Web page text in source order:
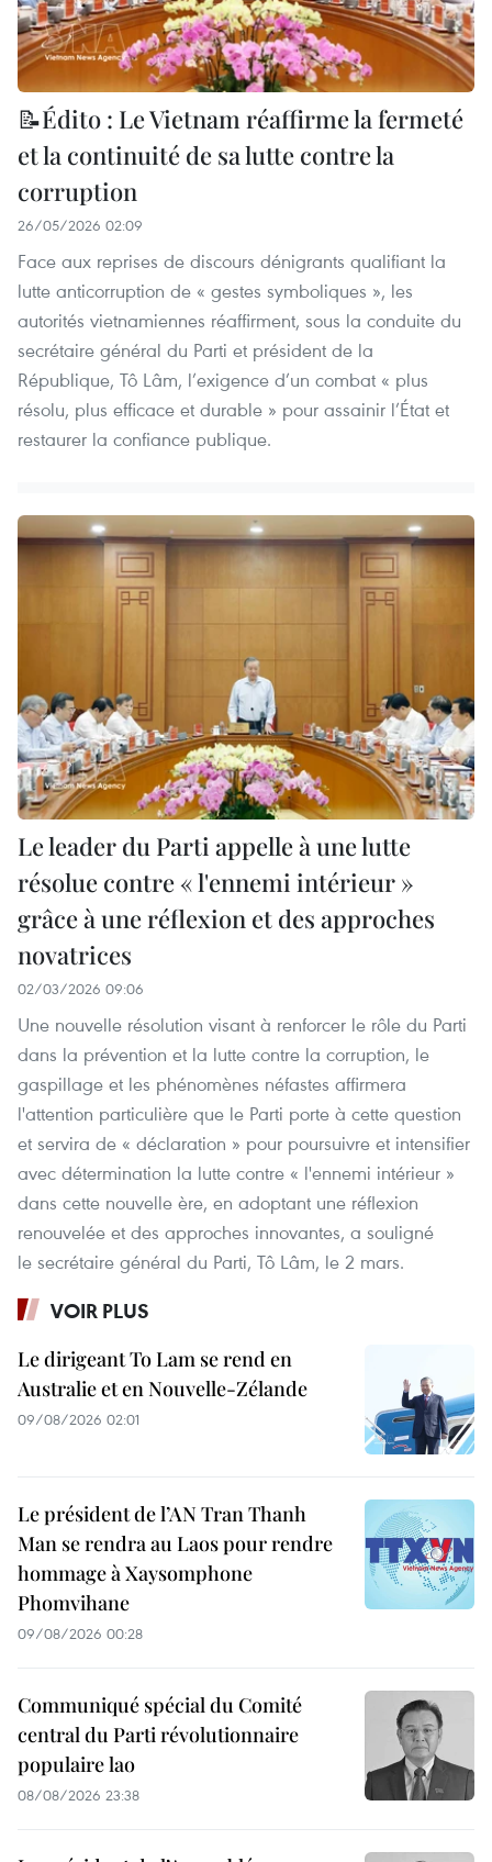
📝Édito : Le Vietnam réaffirme la fermeté
et la continuité de sa lutte contre la
corruption
26/05/2026 02:09
Face aux reprises de discours dénigrants qualifiant la
lutte anticorruption de « gestes symboliques », les
autorités vietnamiennes réaffirment, sous la conduite du
secrétaire général du Parti et président de la
République, Tô Lâm, l’exigence d’un combat « plus
résolu, plus efficace et durable » pour assainir l’État et
restaurer la confiance publique.
Le leader du Parti appelle à une lutte
résolue contre « l'ennemi intérieur »
grâce à une réflexion et des approches
novatrices
02/03/2026 09:06
Une nouvelle résolution visant à renforcer le rôle du Parti
dans la prévention et la lutte contre la corruption, le
gaspillage et les phénomènes néfastes affirmera
l'attention particulière que le Parti porte à cette question
et servira de « déclaration » pour poursuivre et intensifier
avec détermination la lutte contre « l'ennemi intérieur »
dans cette nouvelle ère, en adoptant une réflexion
renouvelée et des approches innovantes, a souligné
le secrétaire général du Parti, Tô Lâm, le 2 mars.
VOIR PLUS
Le dirigeant To Lam se rend en
Australie et en Nouvelle-Zélande
09/08/2026 02:01
Le président de l’AN Tran Thanh
Man se rendra au Laos pour rendre
hommage à Xaysomphone
Phomvihane
09/08/2026 00:28
Communiqué spécial du Comité
central du Parti révolutionnaire
populaire lao
08/08/2026 23:38